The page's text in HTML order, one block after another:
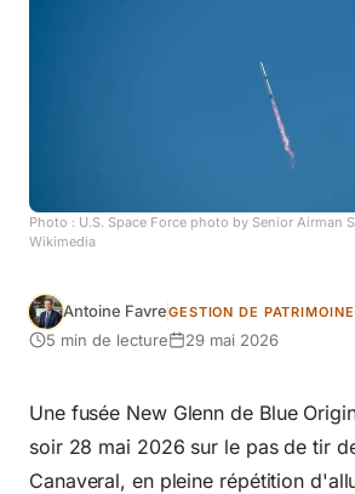
Photo : U.S. Space Force photo by Senior Airman
Wikimedia
Antoine FavreGESTION DE PATRIMOINE
5 min de lecture 29 mai 2026
Une fusée New Glenn de Blue
soir 28 mai 2026 sur le pas de tir
Canaveral, en pleine répétition